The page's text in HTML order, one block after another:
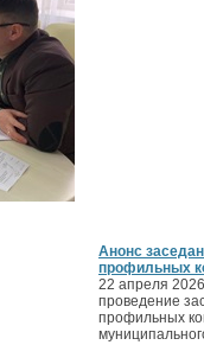
Анонс
профильных
22 апреля
проведение
профильных